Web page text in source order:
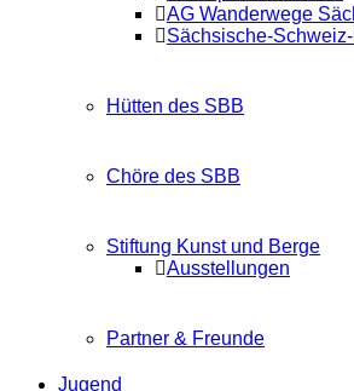
AG Wanderwege
Sächsische-
Hütten des SBB
Chöre des SBB
Stiftung Kunst und Berge
Ausstellungen
Partner & Freunde
Jugend